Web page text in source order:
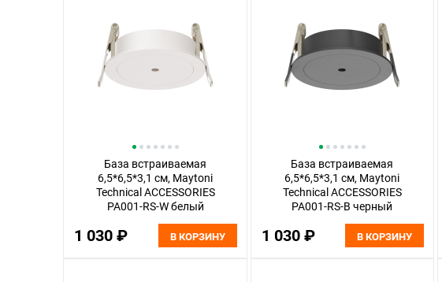
База встраиваемая
6,5*6,5*3,1 см, Maytoni
Technical ACCESSORIES
PA001-RS-W белый
1 030 ₽ В КОРЗИНУ
База встраиваемая
6,5*6,5*3,1 см, Maytoni
Technical ACCESSORIES
PA001-RS-B черный
1 030 ₽ В КОРЗИНУ